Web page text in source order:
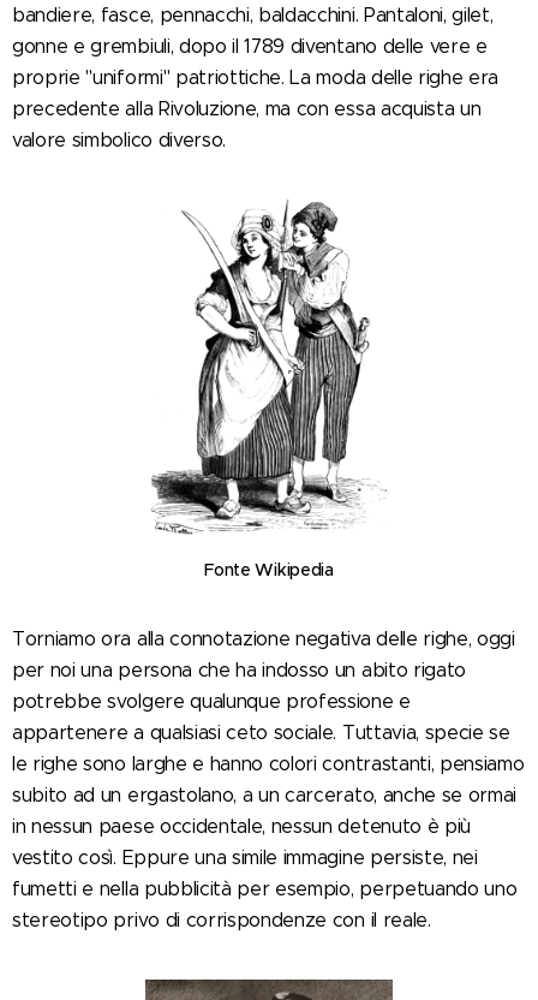
bandiere, fasce, pennacchi, baldacchini. Pantaloni, gilet,
gonne e grembiuli, dopo il 1789 diventano delle vere e
proprie "uniformi" patriottiche. La moda delle righe era
precedente alla Rivoluzione, ma con essa acquista un
valore simbolico diverso.
Fonte Wikipedia
Torniamo ora alla connotazione negativa delle righe, oggi
per noi una persona che ha indosso un abito rigato
potrebbe svolgere qualunque professione e
appartenere a qualsiasi ceto sociale. Tuttavia, specie se
le righe sono larghe e hanno colori contrastanti, pensiamo
subito ad un ergastolano, a un carcerato, anche se ormai
in nessun paese occidentale, nessun detenuto è più
vestito così. Eppure una simile immagine persiste, nei
fumetti e nella pubblicità per esempio, perpetuando uno
stereotipo privo di corrispondenze con il reale.